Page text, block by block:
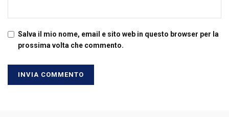
Salva il mio nome, email e sito web in questo browser per la
prossima volta che commento.